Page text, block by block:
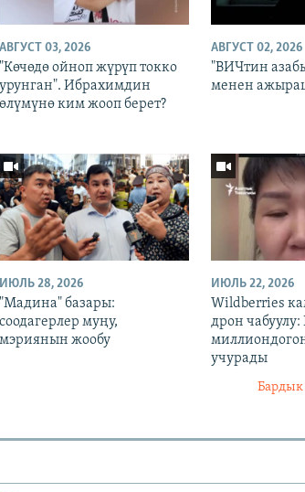
АВГУСТ 03, 2026
"Көчөдө ойноп жүрүп токко
урунган". Ибрахимдин
өлүмүнө ким жооп берет?
АВГУСТ 02, 2026
"ВИЧтин
менен
ИЮЛЬ 28, 2026
"Мадина" базары:
соодагерлер муңу,
мэриянын жообу
ИЮЛЬ 22, 2026
Wildberries
дрон
учурады